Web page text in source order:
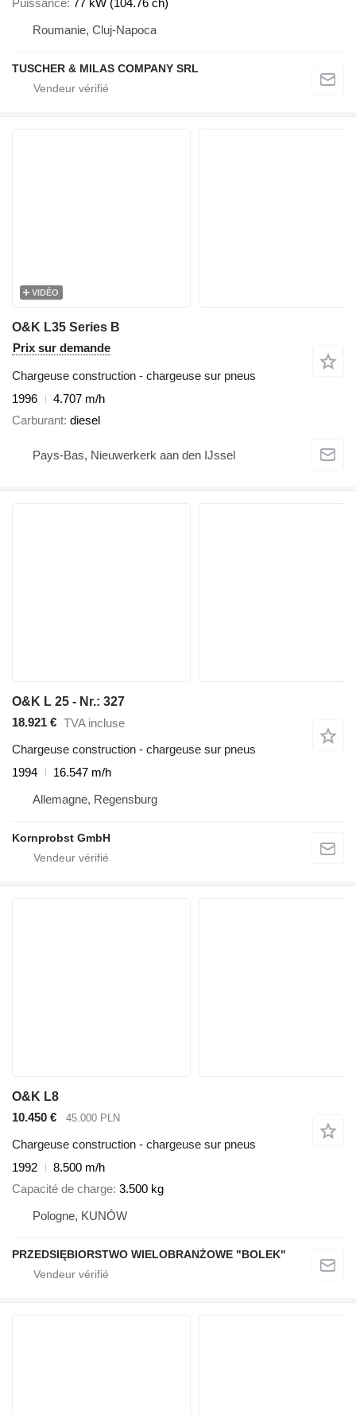
Puissance 77 kW (104.76 ch)
Roumanie, Cluj-Napoca
TUSCHER & MILAS COMPANY SRL
VIDÉO
O&K L35 Series B
Prix sur demande
Chargeuse construction - chargeuse sur pneus
1996
4.707 m/h
Carburant diesel
Pays-Bas, Nieuwerkerk aan den IJssel
O&K L 25 - Nr.: 327
18.921 € TVA incluse
Chargeuse construction - chargeuse sur pneus
1994
16.547 m/h
Allemagne, Regensburg
Kornprobst GmbH
O&K L8
10.450 €
45.000 PLN
Chargeuse construction - chargeuse sur pneus
1992
8.500 m/h
Capacité de charge 3.500 kg
Pologne, KUNÓW
PRZEDSIĘBIORSTWO WIELOBRANŻOWE "BOLEK"